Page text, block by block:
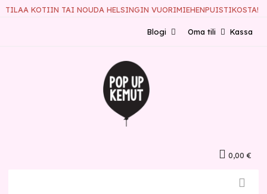
TILAA KOTIIN TAI NOUDA HELSINGIN VUORIMIEHENPUISTIKOSTA!
Kassa
Oma tili
Blogi
0,00 €